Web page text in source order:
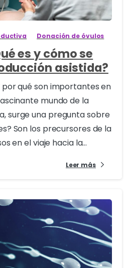
Donación de óvulos
es y cómo se
asistida?
por qué son importantes en
mundo de la
surge una pregunta sobre
Son los precursores de la
en el viaje hacia la...
Leer más